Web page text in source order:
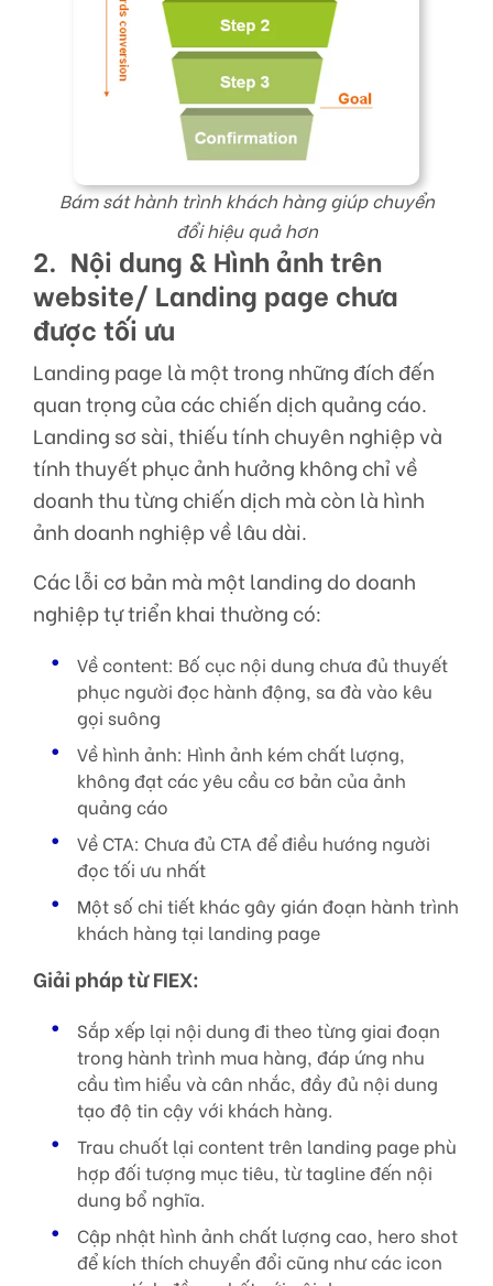
Bám sát hành trình khách hàng giúp chuyển
đổi hiệu quả hơn
2. Nội dung & Hình ảnh trên
website/ Landing page chưa
được tối ưu
Landing page là một trong những đích đến
quan trọng của các chiến dịch quảng cáo.
Landing sơ sài, thiếu tính chuyên nghiệp và
tính thuyết phục ảnh hưởng không chỉ về
doanh thu từng chiến dịch mà còn là hình
ảnh doanh nghiệp về lâu dài.
Các lỗi cơ bản mà một landing do doanh
nghiệp tự triển khai thường có:
Về content: Bố cục nội dung chưa đủ thuyết
phục người đọc hành động, sa đà vào kêu
gọi suông
Về hình ảnh: Hình ảnh kém chất lượng,
không đạt các yêu cầu cơ bản của ảnh
quảng cáo
Về CTA: Chưa đủ CTA để điều hướng người
đọc tối ưu nhất
Một số chi tiết khác gây gián đoạn hành trình
khách hàng tại landing page
Giải pháp từ FIEX:
Sắp xếp lại nội dung đi theo từng giai đoạn
trong hành trình mua hàng, đáp ứng nhu
cầu tìm hiểu và cân nhắc, đầy đủ nội dung
tạo độ tin cậy với khách hàng.
Trau chuốt lại content trên landing page phù
hợp đối tượng mục tiêu, từ tagline đến nội
dung bổ nghĩa.
Cập nhật hình ảnh chất lượng cao, hero shot
để kích thích chuyển đổi cũng như các icon